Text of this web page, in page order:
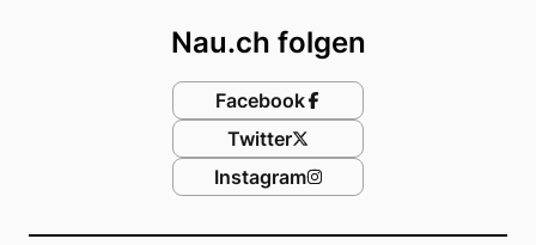
Nau.ch folgen
Facebook
Twitter
Instagram